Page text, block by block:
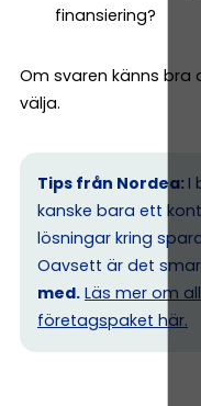
finansiering?
Om svaren känns
välja.
Tips från Nordea: I
kanske bara ett
lösningar kring
Oavsett är det
med. Läs mer om
företagspaket här.